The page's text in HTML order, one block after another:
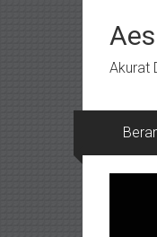
konten
Akurat